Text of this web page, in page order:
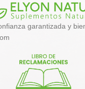
garantizada y